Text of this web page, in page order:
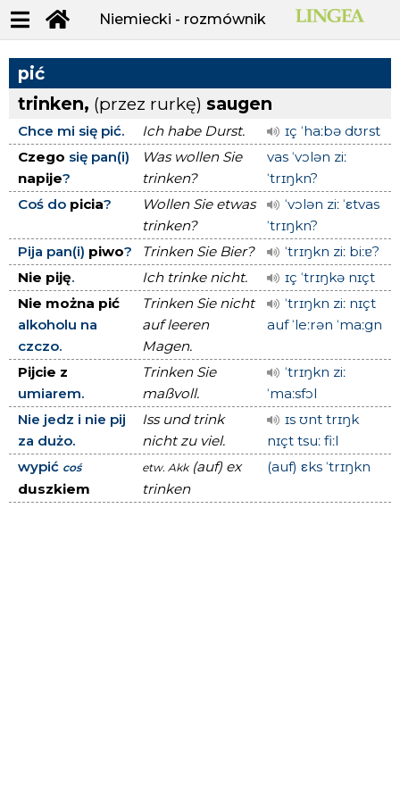
Niemiecki - rozmównik
pić
trinken, (przez rurkę) saugen
Chce mi się pić. Ich habe Durst.
ɪç ˈhaːbə dʊrst
Czego się pan(i)
napije?
Was wollen Sie
trinken?
vas ˈvɔlən ziː
ˈtrɪŋkn?
Coś do picia?
Wollen Sie etwas
trinken?
ˈvɔlən ziː ˈεtvas
ˈtrɪŋkn?
Pija pan(i) piwo? Trinken Sie Bier?
ˈtrɪŋkn ziː biːɐ?
Nie piję. Ich trinke nicht.
ɪç ˈtrɪŋkə nɪçt
Nie można pić
alkoholu na
czczo.
Trinken Sie nicht
auf leeren
Magen.
ˈtrɪŋkn ziː nɪçt
auf ˈleːrən ˈmaːgn
Pijcie z
umiarem.
Trinken Sie
maßvoll.
ˈtrɪŋkn ziː
ˈmaːsfɔl
Nie jedz i nie pij
za dużo.
Iss und trink
nicht zu viel.
ɪs ʊnt trɪŋk
nɪçt tsuː fiːl
wypić coś
duszkiem
etw.Akk(auf) ex
trinken
(auf) εks ˈtrɪŋkn